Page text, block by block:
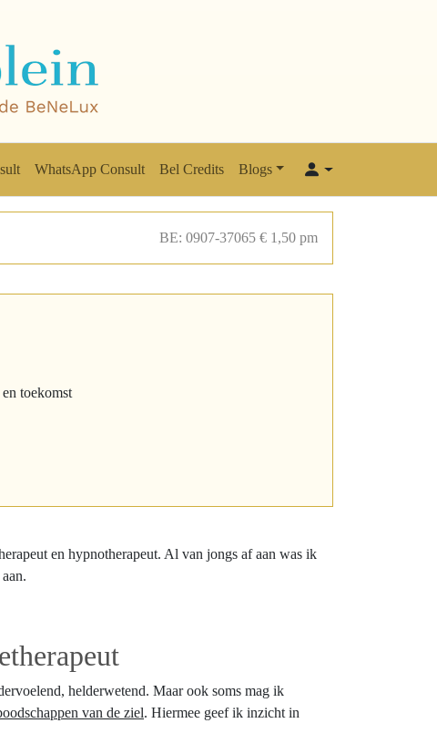
WhatsApp Consult Bel Credits Blogs
BE: 0907-37065 € 1,50 pm
toekomst
en hypnotherapeut. Al van jongs af aan was ik
helderwetend. Maar ook soms mag ik
van de ziel. Hiermee geef ik inzicht in